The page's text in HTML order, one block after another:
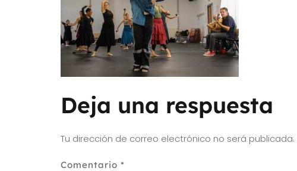
Deja una respuesta
Tu dirección de correo electrónico no será publicada.
Comentario *